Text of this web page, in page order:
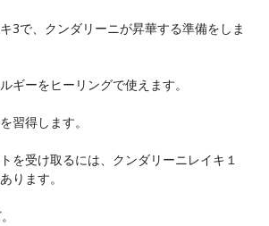
3で、クンダリーニが昇華する準備をしま
ギーをヒーリングで使えます。
習得します。
を受け取るには、クンダリーニレイキ１
ります。